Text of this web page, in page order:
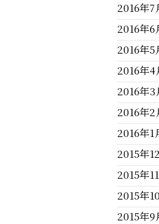
2016年7
2016年6
2016年5
2016年4
2016年3
2016年2
2016年1
2015年
2015年
2015年
2015年9